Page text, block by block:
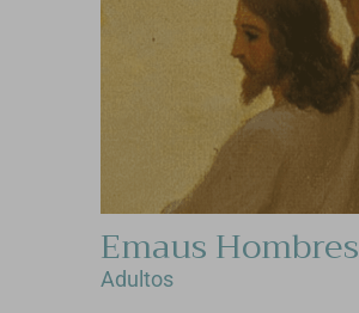
Emaus Hombres
Adultos